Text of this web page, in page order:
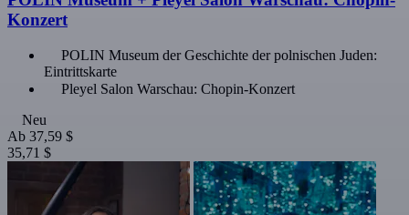
Konzert
POLIN Museum der Geschichte der polnischen Juden:
Eintrittskarte
Pleyel Salon Warschau: Chopin-Konzert
Neu
Ab 37,59 $
35,71 $